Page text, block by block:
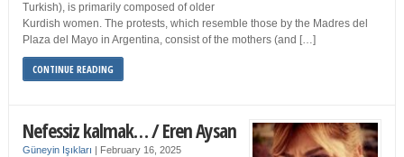
Turkish), is primarily composed of older
Kurdish women. The protests, which resemble those by the Madres del
Plaza del Mayo in Argentina, consist of the mothers (and […]
CONTINUE READING
Nefessiz kalmak… / Eren Aysan
Güneyin Işıkları | February 16, 2025